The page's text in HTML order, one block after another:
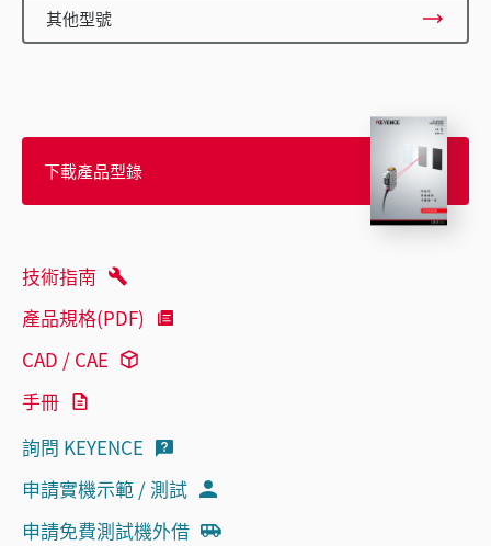
其他型號
下載產品型錄
技術指南
產品規格(PDF)
CAD / CAE
手冊
詢問 KEYENCE
申請實機示範 / 測試
申請免費測試機外借